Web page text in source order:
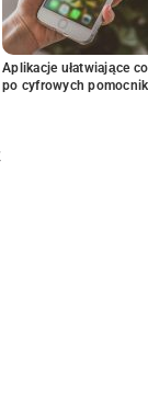
Aplikacje ułatwiające
po cyfrowych